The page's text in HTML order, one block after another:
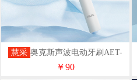
慧采 奥克斯声波电动牙刷AET-
37DA37
￥90